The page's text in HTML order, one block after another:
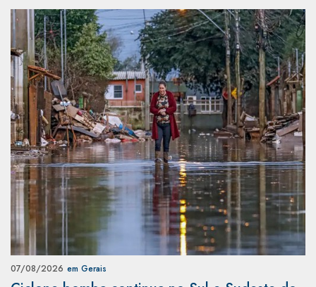
07/08/2026 em Gerais